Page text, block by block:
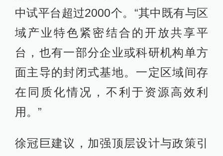
中试平台超过2000个。“其中既有与区
域产业特色紧密结合的开放共享平
台，也有一部分企业或科研机构单方
面主导的封闭式基地。一定区域间存
在同质化情况，不利于资源高效利
用。”
徐冠巨建议，加强顶层设计与政策引